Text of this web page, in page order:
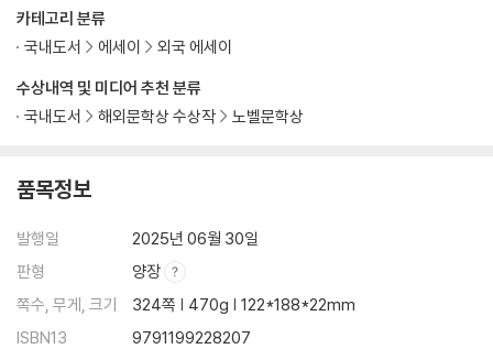
수상내역 및 미디어 추천 분류
국내도서
해외문학상 수상작 노벨문학상
카테고리 분류
국내도서
에세이 외국 에세이
품목정보
발행일
2025년 06월 30일
판형
양장
쪽수, 무게, 크기
324쪽 | 470g | 122*188*22mm
ISBN13
9791199228207